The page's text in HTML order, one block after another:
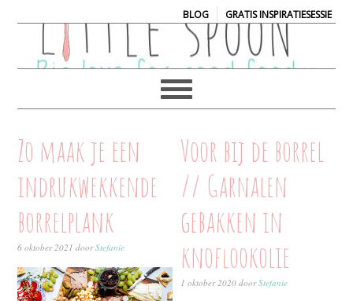
BLOG| GRATIS INSPIRATIESESSIE
Zo maak je een
indrukwekkende
borrelplank
6 oktober 2021 doorStefanie
Voor bij de borrel
// Garnalen
gebakken in
knoflookolie
1 oktober 2020 doorStefanie